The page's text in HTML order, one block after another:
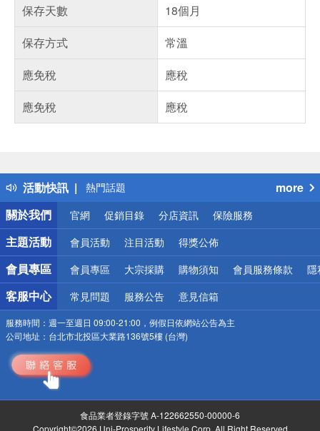
保存天數
18個月
保存方式
常溫
應免稅
應稅
應免稅
應稅
活動快訊
得獎公告
熱門話題
銀行優惠
偏遠地區配送
詐騙網頁！請小心！
more
關於我們
官網 促銷目錄 分店資訊 保險服務
主題活動 會員活動 注目活動 得獎公佈
會員專區 會員專區 大宗採購 購物須知 會員服務條款 隱
客服中心 常見問題 服務公告 意見信箱
服務時間： 週一至週日 09:00-21:00，例假日依網站公告為主
公司地址： 台北市北投區大業路136號5樓 (台灣)
食品業者登錄字號 A-122662550-00000-6
Copyright©2026 Uni-Prosperity Lifestyle Corp. All Right Reserved